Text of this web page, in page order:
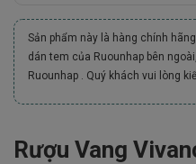
Sản phẩm này là hàng chính
dán tem của Ruounhap bên
Ruounhap . Quý khách vui lòng
Rượu Vang